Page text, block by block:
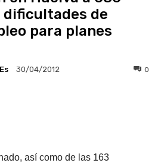
dificultades de
para planes
30/04/2012 0
así como de las 163